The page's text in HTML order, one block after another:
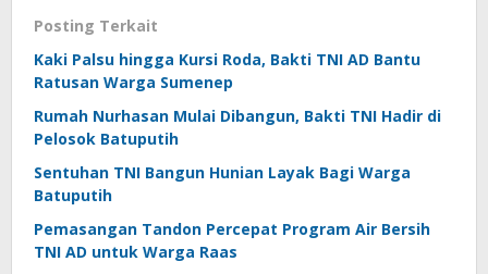
Posting Terkait
Kaki Palsu hingga Kursi Roda, Bakti TNI AD Bantu
Ratusan Warga Sumenep
Rumah Nurhasan Mulai Dibangun, Bakti TNI Hadir di
Pelosok Batuputih
Sentuhan TNI Bangun Hunian Layak Bagi Warga
Batuputih
Pemasangan Tandon Percepat Program Air Bersih
TNI AD untuk Warga Raas